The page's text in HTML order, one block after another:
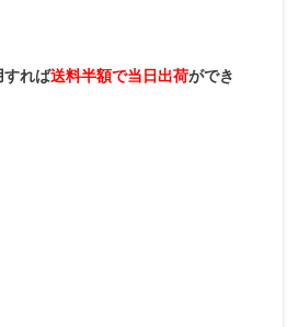
すれば送料半額で当日出荷ができ